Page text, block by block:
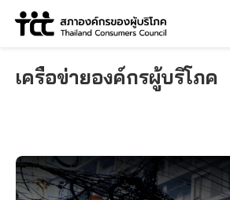
Skip
เครือข่ายองค์กรผู้บริโภค